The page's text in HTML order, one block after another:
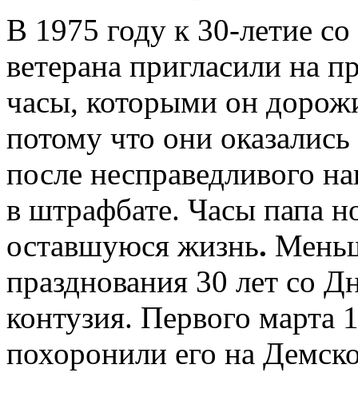
В 1975 году к 30-летие
ветерана пригласили на
часы, которыми он
потому что они
после несправедливого
в штрафбате. Часы папа
оставшуюся жизнь.
празднования 30 лет со
контузия. Первого марта
похоронили его на